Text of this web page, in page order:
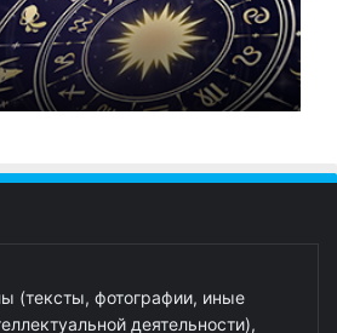
(тексты, фотографии, иные
деятельности),